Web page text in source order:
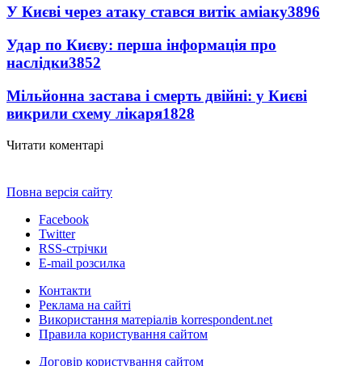
У Києві через атаку стався витік аміаку3896
Удар по Києву: перша інформація про
наслідки3852
Мільйонна застава і смерть двійні: у Києві
викрили схему лікаря1828
Читати коментарі
Повна версія сайту
Facebook
Twitter
RSS-стрічки
E-mail розсилка
Контакти
Реклама на сайті
Використання матеріалів korrespondent.net
Правила користування сайтом
Договір користування сайтом